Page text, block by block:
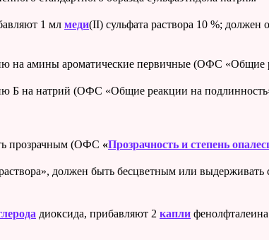
1 мл меди(II) сульфата раствора 10 %; должен
на амины ароматические первичные (ОФС «Общие
Б на натрий (ОФС «Общие реакции на
прозрачным (ОФС «Прозрачность и степень
должен быть бесцветным или выдерживать
диоксида, прибавляют 2 капли